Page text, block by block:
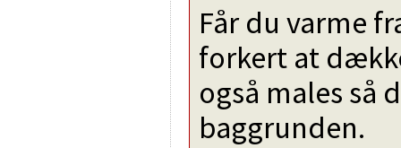
Får du varme
forkert at
også males så
baggrunden.